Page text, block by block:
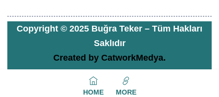
Copyright © 2025 Buğra Teker – Tüm Hakları
Saklıdır
Created by CatworkMedya.
HOME MORE